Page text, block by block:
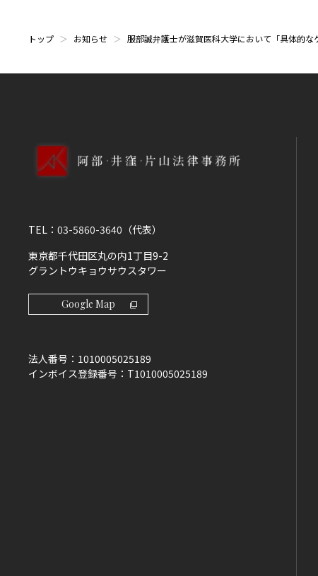
トップ お知らせ 服部誠弁護士が滋賀医科大学において「具体的な
TEL： 03-5860-3640 （代表）
東京都千代田区丸の内1丁目9-2
グラントウキョウサウスタワー
Google Map
法人番号： 1010005025189
インボイス登録番号： T1010005025189